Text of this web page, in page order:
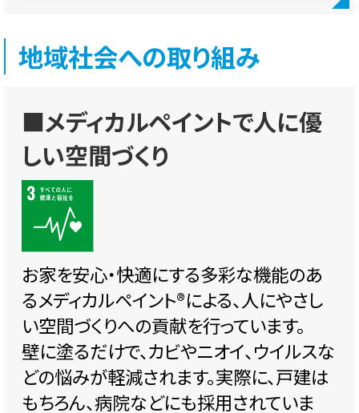
地域社会への取り組み
■メディカルペイントで人に優
しい空間づくり
お家を安心・快適にする多彩な機能のあ
るメディカルペイント®️による、人にやさし
い空間づくりへの貢献を行っています。
壁に塗るだけで、カビやニオイ、ウイルスな
どの悩みが軽減されます。実際に、戸建は
もちろん、病院などにも採用されていま